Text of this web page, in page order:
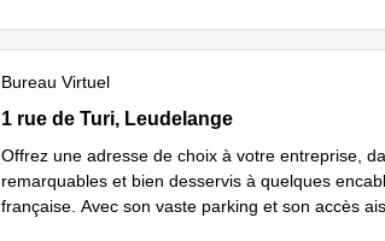
Bureau Virtuel
1 rue de Turi, Leudelange
1 rue de Turi, Leudelange
Offrez une adresse de choix à votre entreprise,
remarquables et bien desservis à quelques
française. Avec son vaste parking et son accès